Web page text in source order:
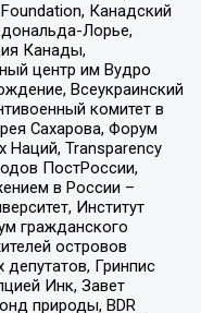
Канадский
Лорье,
Канады,
центр им Вудро
Всеукраинский
комитет в
Сахарова, Форум
Наций, Transparеncy
ПостРоссии,
в России –
Институт
гражданского
островов
Гринпис
Инк, Завет
природы, BDR